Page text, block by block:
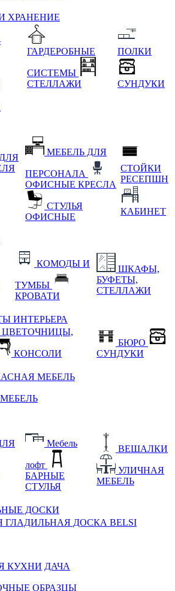
ХРАНЕНИЕ
ГАРДЕРОБНЫЕ
СИСТЕМЫ
СТЕЛЛАЖИ
ПОЛКИ
СУНДУКИ
МЕБЕЛЬ ДЛЯ
ПЕРСОНАЛА
ОФИСНЫЕ КРЕСЛА
СТУЛЬЯ
ОФИСНЫЕ
СТОЙКИ
РЕСЕПШН
КАБИНЕТ
КОМОДЫ И
ТУМБЫ
КРОВАТИ
ШКАФЫ,
БУФЕТЫ,
СТЕЛЛАЖИ
ИНТЕРЬЕРА
ЦВЕТОЧНИЦЫ,
КОНСОЛИ
БЮРО
СУНДУКИ
МЕБЕЛЬ
Мебель
лофт
БАРНЫЕ
СТУЛЬЯ
ВЕШАЛКИ
УЛИЧНАЯ
МЕБЕЛЬ
ДОСКИ
ГЛАДИЛЬНАЯ ДОСКА BELSI
КУХНИ ДАЧА
ОБРАЗЦЫ